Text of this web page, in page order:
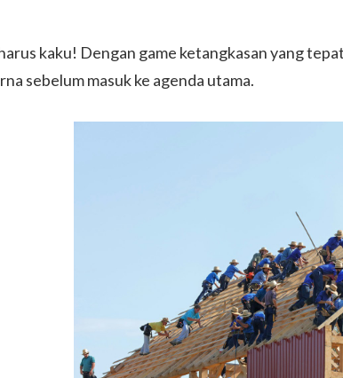
kaku! Dengan game ketangkasan yang
sebelum masuk ke agenda utama.